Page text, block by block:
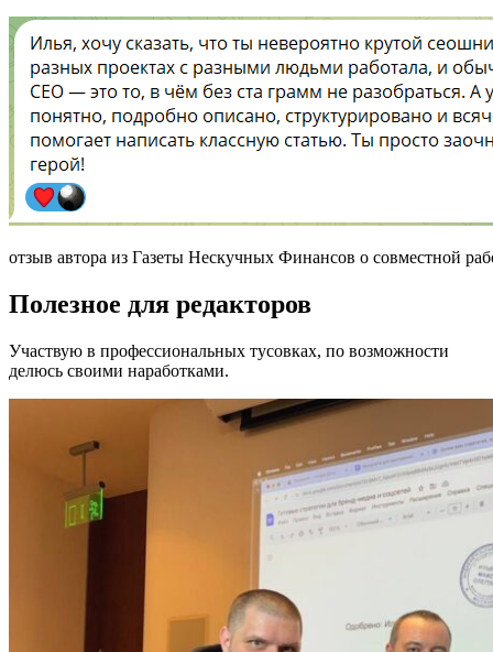
отзыв автора из Газеты Нескучных Финансов о совместной
Полезное для редакторов
Участвую в профессиональных тусовках, по возможности
делюсь своими наработками.